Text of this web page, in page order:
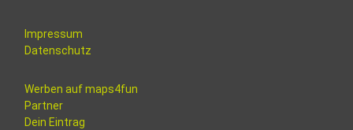
Impressum
Datenschutz
Werben auf maps4fun
Partner
Dein Eintrag